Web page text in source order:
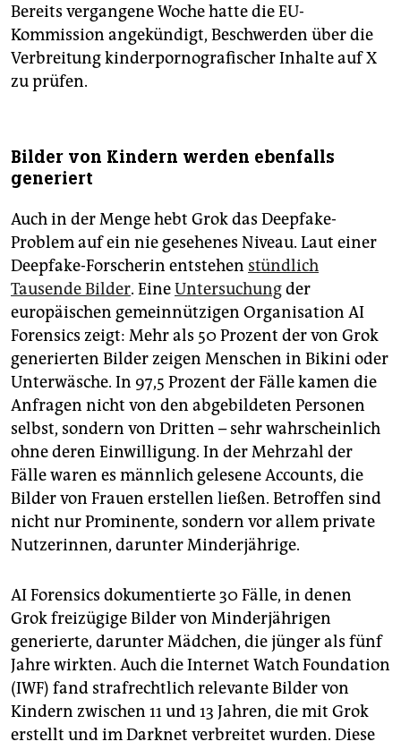
Bereits vergangene Woche hatte die EU-
Kommission angekündigt, Beschwerden über die
Verbreitung kinderpornografischer Inhalte auf X
zu prüfen.
Bilder von Kindern werden ebenfalls
generiert
Auch in der Menge hebt Grok das Deepfake-
Problem auf ein nie gesehenes Niveau. Laut einer
Deepfake-Forscherin entstehen stündlich
Tausende Bilder. EineUntersuchungder
europäischen gemeinnützigen Organisation AI
Forensics zeigt: Mehr als 50 Prozent der von Grok
generierten Bilder zeigen Menschen in Bikini oder
Unterwäsche. In 97,5 Prozent der Fälle kamen die
Anfragen nicht von den abgebildeten Personen
selbst, sondern von Dritten – sehr wahrscheinlich
ohne deren Einwilligung. In der Mehrzahl der
Fälle waren es männlich gelesene Accounts, die
Bilder von Frauen erstellen ließen. Betroffen sind
nicht nur Prominente, sondern vor allem private
Nutzerinnen, darunter Minderjährige.
AI Forensics dokumentierte 30 Fälle, in denen
Grok freizügige Bilder von Minderjährigen
generierte, darunter Mädchen, die jünger als fünf
Jahre wirkten. Auch die Internet Watch Foundation
(IWF) fand strafrechtlich relevante Bilder von
Kindern zwischen 11 und 13 Jahren, die mit Grok
erstellt und im Darknet verbreitet wurden. Diese